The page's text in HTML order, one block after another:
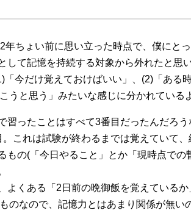
年ちょい前に思い立った時点で、僕にと
して記憶を持続する対象から外れたと思
今だけ覚えておけばいい」、(2)「ある
うと思う」みたいな感じに分かれている
習ったことはすべて3番目だったんだろう
これは試験が終わるまでは覚えていて、
もの(「今日やること」とか「現時点での
よくある「2日前の晩御飯を覚えている
のなので、記憶力とはあまり関係が無い